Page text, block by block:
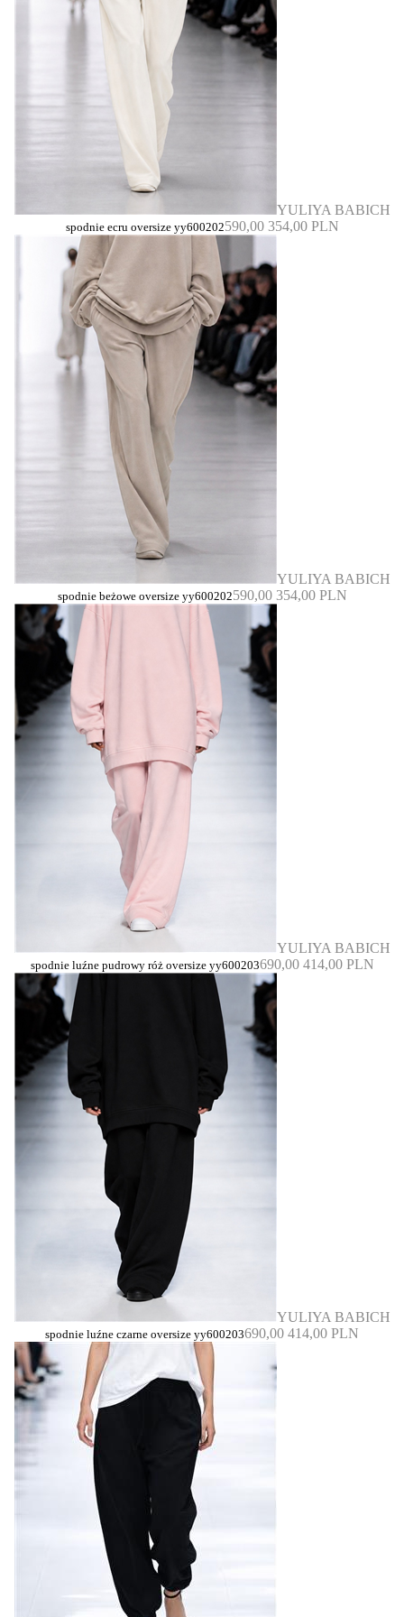
YULIYA BABICH
spodnie ecru oversize yy600202590,00 354,00 PLN
YULIYA BABICH
spodnie beżowe oversize yy600202590,00 354,00 PLN
YULIYA BABICH
spodnie luźne pudrowy róż oversize yy600203690,00 414,00 PLN
YULIYA BABICH
spodnie luźne czarne oversize yy600203690,00 414,00 PLN